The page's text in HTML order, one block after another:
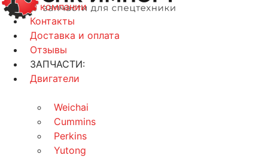
О компании
Контакты
Доставка и оплата
Отзывы
ЗАПЧАСТИ:
Двигатели
Weichai
Cummins
Perkins
Yutong